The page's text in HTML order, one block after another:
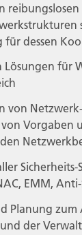
dessen
für
von
Vorgaben
Sicherheits-
EMM,
Planung zum
der